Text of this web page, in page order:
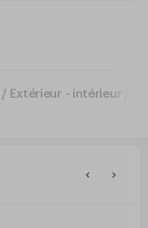
/ Extérieur - intérieur